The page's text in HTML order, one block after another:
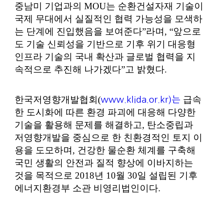
중남미 기업과의 MOU는 순환건설자재 기술이
국제 무대에서 실질적인 협력 가능성을 모색하
는 단계에 진입했음을 보여준다”라며, “앞으로
도 기술 신뢰성을 기반으로 기후 위기 대응형
인프라 기술의 국내 확산과 글로벌 협력을 지
속적으로 추진해 나가겠다”고 밝혔다.
한국저영향개발협회(www.klida.or.kr)는 급속
한 도시화에 따른 환경 파괴에 대응해 다양한
기술을 활용해 문제를 해결하고, 탄소중립과
저영향개발을 중심으로 한 친환경적인 토지 이
용을 도모하며, 건강한 물순환 체계를 구축해
국민 생활의 안전과 질적 향상에 이바지하는
것을 목적으로 2018년 10월 30일 설립된 기후
에너지환경부 소관 비영리법인이다.